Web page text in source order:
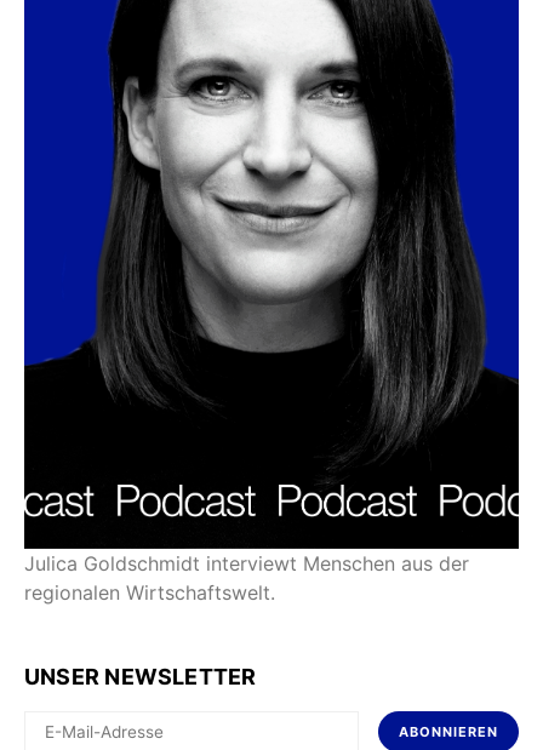
Julica Goldschmidt interviewt Menschen aus der
regionalen Wirtschaftswelt.
UNSER NEWSLETTER
ABONNIEREN